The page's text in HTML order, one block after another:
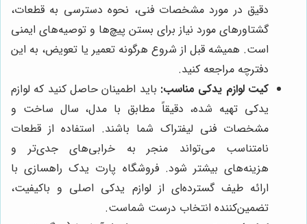
دقیق در مورد مشخصات فنی، نحوه دسترسی به قطعات،
گشتاورهای مورد نیاز برای بستن پیچ‌ها و توصیه‌های ایمنی
است. همیشه قبل از شروع هرگونه تعمیر یا تعویض، به این
دفترچه مراجعه کنید.
کیت لوازم یدکی مناسب: باید اطمینان حاصل کنید که لوازم
یدکی تهیه شده، دقیقاً مطابق با مدل، سال ساخت و
مشخصات فنی لیفتراک شما باشند. استفاده از قطعات
نامتناسب می‌تواند منجر به خرابی‌های جدی‌تر و
هزینه‌های بیشتر شود. فروشگاه پارت یدک راهسازی با
ارائه طیف گسترده‌ای از لوازم یدکی اصلی و باکیفیت،
تضمین‌کننده انتخاب درست شماست.